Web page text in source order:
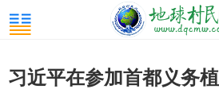
习近平在参加首都义务